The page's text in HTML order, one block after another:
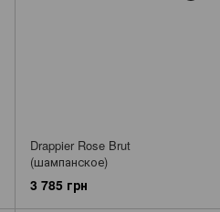
Drappier Rose Brut
(шампанское)
3 785 грн